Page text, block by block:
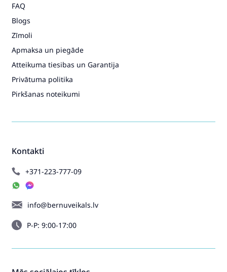
Kontakti
+371-223-777-09
info@bernuveikals.lv
P-P: 9:00-17:00
FAQ
Blogs
Zīmoli
Apmaksa un piegāde
Atteikuma tiesibas un Garantija
Privātuma politika
Pirkšanas noteikumi